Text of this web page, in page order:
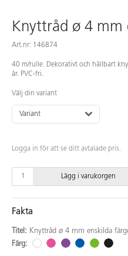
Knyttråd ø 4 mm
Art.nr: 146874
40 m/rulle. Dekorativt och hållbart
år. PVC-fri.
Välj din variant
Variant
Logga in för att se ditt avtalade pris.
Lägg i varukorgen
Fakta
Titel: Knyttråd ø 4 mm enskilda
Färg: